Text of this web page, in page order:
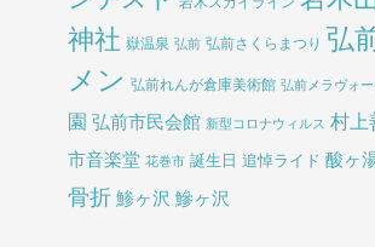
神社 嶽温泉 弘前 弘前さくらまつり 弘
メン 弘前れんが倉庫美術館 弘前メラヴォー
園 弘前市民会館 新型コロナウィルス 村上
市音楽堂 花巻市 誕生日 追悼ライド 酸ヶ
骨折 鯵ヶ沢 鰺ヶ沢